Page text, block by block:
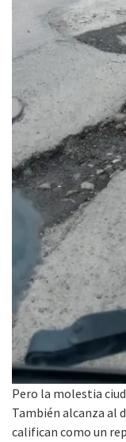
Pero la molestia
También alcanza al
califican como un